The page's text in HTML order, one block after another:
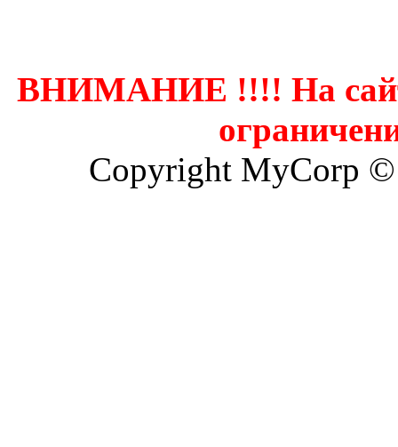
ВНИМАНИЕ !!!! На
Copyright MyCorp